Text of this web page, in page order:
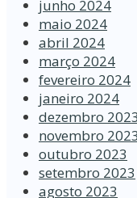
junho 2024
maio 2024
abril 2024
março 2024
fevereiro 2024
janeiro 2024
dezembro 2023
novembro 2023
outubro 2023
setembro 2023
agosto 2023